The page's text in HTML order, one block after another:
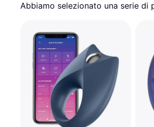
Abbiamo selezionato una serie